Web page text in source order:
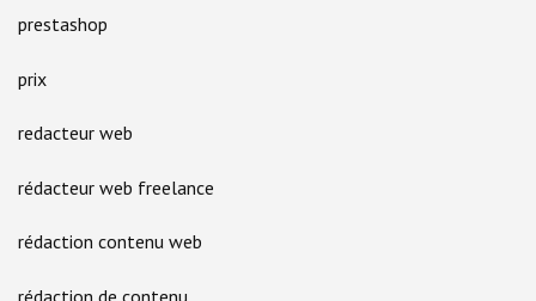
prestashop
prix
redacteur web
rédacteur web freelance
rédaction contenu web
rédaction de contenu